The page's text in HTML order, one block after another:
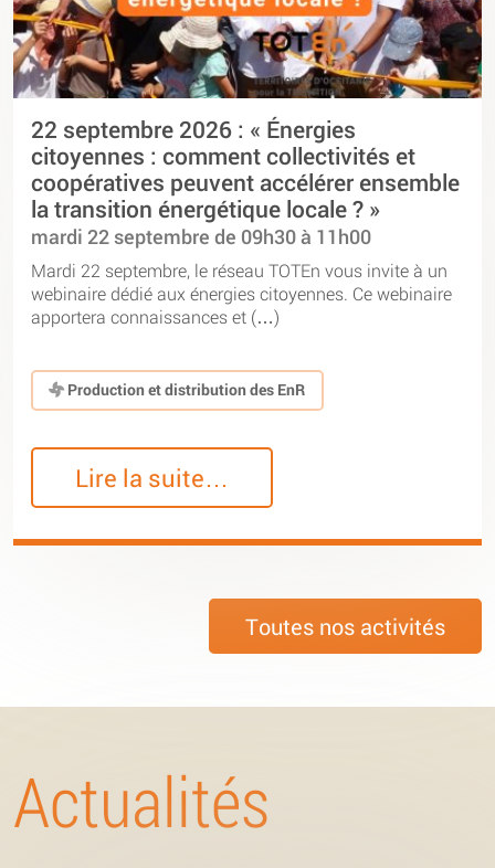
22 septembre 2026 : « Énergies
citoyennes : comment collectivités et
coopératives peuvent accélérer ensemble
la transition énergétique locale ? »
mardi 22 septembre de 09h30 à 11h00
Mardi 22 septembre, le réseau TOTEn vous invite à un
webinaire dédié aux énergies citoyennes. Ce webinaire
apportera connaissances et (…)
Production et distribution des EnR
Lire la suite…
Toutes nos activités
Actualités